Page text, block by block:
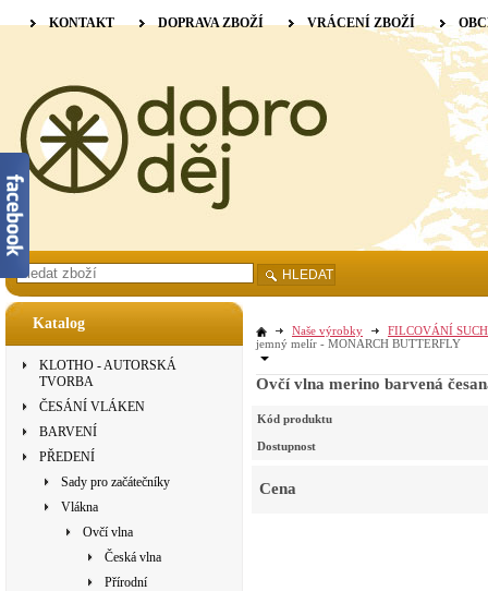
Katalog
KLOTHO - AUTORSKÁ
TVORBA
ČESÁNÍ VLÁKEN
BARVENÍ
PŘEDENÍ
Sady pro začátečníky
Vlákna
Ovčí vlna
Česká vlna
Přírodní
Naše výrobky
FILCOVÁNÍ
jemný melír - MONARCH BUTTERFLY
Ovčí vlna merino barvená
Kód produktu
Dostupnost
Cena
KONTAKT DOPRAVA ZBOŽÍ VRÁCENÍ ZBOŽÍ
HLEDAT